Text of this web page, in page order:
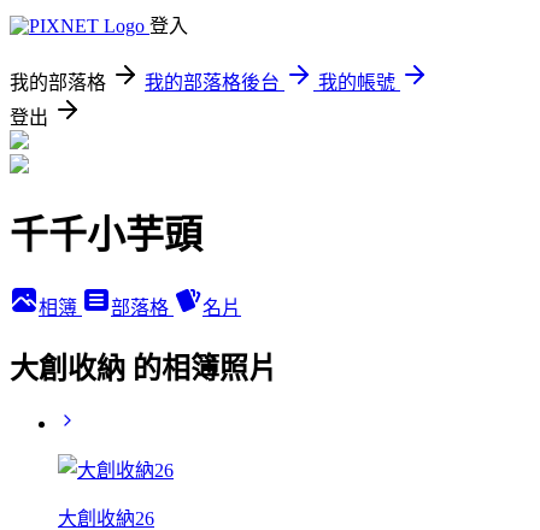
登入
我的部落格 我的部落格後台
我的帳號
登出
千千小芋頭
相簿 部落格 名片
大創收納 的相簿照片
大創收納26